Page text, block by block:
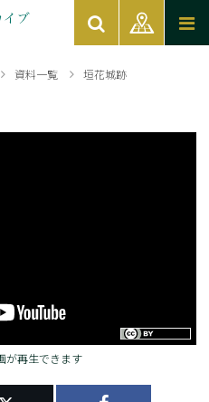
資料一覧 垣花城跡
が再生できます